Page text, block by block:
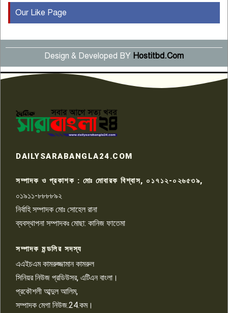
৫
বছর পূর্তি উদযাপন
৬
সংবাদ সম্মেলনে অভিযোগ অস্বীকার
উদ্দেশ্য প্রণোদিত সংবাদ প্রকাশের
প্রতিবাদ নাজির হাসানের
৭
কেটে ঘরে ঢুকে স্কুল শিক্ষিকাকে হত্যা
টয়লেটের ট্যাংকি থেকে লাশ উদ্ধার
রাজশাহীতে সন্ত্রাসী হামলায় গুরুতর
৯
চাঁদাবাজি ও হয়রানির অভিযোগ
১০
Our Like Page
Design & Developed BY Hostitbd.Com
DAILYSARABANGLA24.COM
সম্পাদক ও প্রকাশক : মোঃ মোবারক বিশ্বাস, ০১৭১২-০২৬৫৩৯,
০১৯১১-৮৮৮৮৯২
নির্বাহি সম্পাদক মোঃ সোহেল রানা
ব্যবস্থাপনা সম্পাদকঃ মোছা: কানিজ ফাতেমা
সম্পাদক মন্ডলির সদস্য
এএইচএম কামরুজ্জামান কামরুল
সিনিয়র নিউজ প্রডিউসর, এটিএন বাংলা।
প্রকৌশলী আব্দুল আলিম,
সম্পাদক মেগা নিউজ.24.কম।